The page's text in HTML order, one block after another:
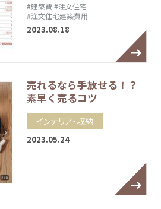
#建築費 #注文住宅
#注文住宅建築費用
2023.08.18
売れるなら手放せる！？
素早く売るコツ
インテリア・収納
2023.05.24